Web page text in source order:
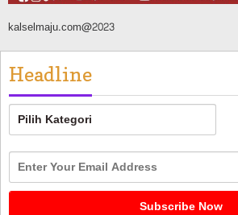
kalselmaju.com@2023
Headline
Headline